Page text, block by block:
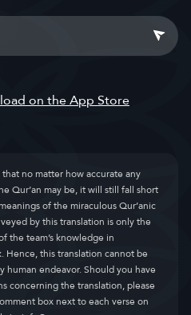
no matter how accurate any
Qur’an may be, it will still fall short
of the miraculous Qur’anic
by this translation is only the
the team’s knowledge in
Hence, this translation cannot be
human endeavor. Should you have
concerning the translation, please
box next to each verse on